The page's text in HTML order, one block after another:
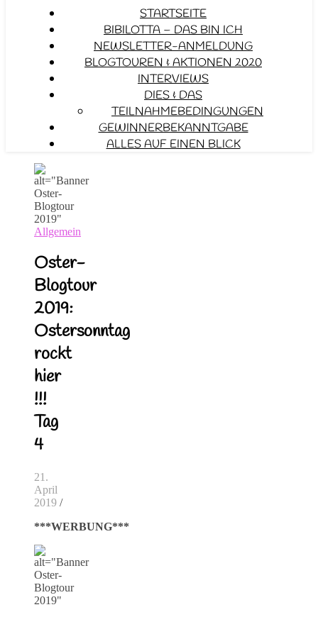
STARTSEITE
BIBILOTTA – DAS BIN ICH
NEWSLETTER-ANMELDUNG
BLOGTOUREN & AKTIONEN 2020
INTERVIEWS
DIES & DAS
TEILNAHMEBEDINGUNGEN
GEWINNERBEKANNTGABE
ALLES AUF EINEN BLICK
Allgemein
Oster-
Blogtour
2019:
Ostersonntag
rockt
hier
!!!
Tag
4
21.
April
2019 /
***WERBUNG***